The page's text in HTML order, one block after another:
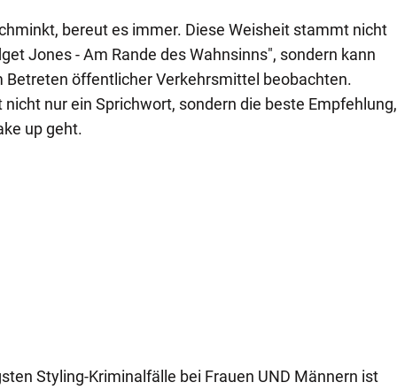
bereut es immer. Diese Weisheit stammt nicht
Jones - Am Rande des Wahnsinns", sondern kann
Betreten öffentlicher Verkehrsmittel beobachten.
nicht nur ein Sprichwort, sondern die beste Empfehlung,
up geht.
Styling-Kriminalfälle bei Frauen UND Männern ist